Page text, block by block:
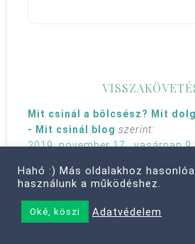
Mit csinál a bölcsész? Mit
- Mit csinál blog szerint:
2019. november 17., vasárnap
eve.hu/2013/02/24/szeretem-a-
Hahó :) Más oldalakhoz
használunk a működéshez.
Oké, köszi Adatvédelem